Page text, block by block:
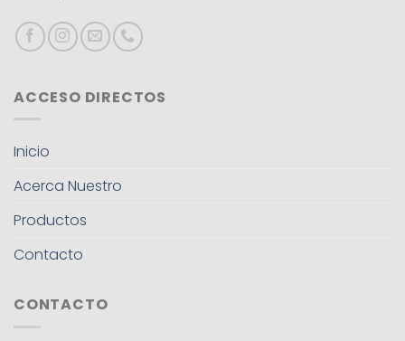
ACCESO DIRECTOS
Inicio
Acerca Nuestro
Productos
Contacto
CONTACTO